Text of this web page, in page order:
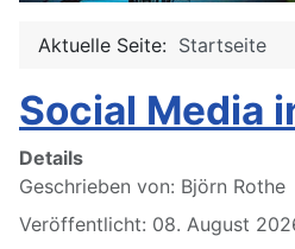
Aktuelle Seite: Startseite
Social Media
Details
Geschrieben von: Björn Rothe
Veröffentlicht: 08. August